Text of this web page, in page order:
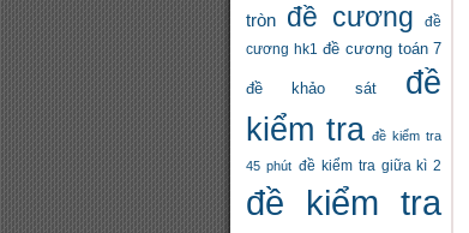
tròn đề cương
đề
cương hk1
đề cương toán 7
đề khảo sát
đề
kiểm tra đề kiểm tra
45 phút đề kiểm tra giữa kì 2
đề kiểm tra